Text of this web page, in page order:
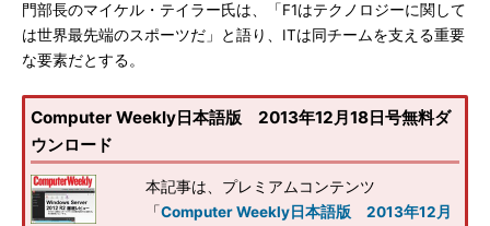
門部長のマイケル・テイラー氏は、「F1はテクノロジーに関して
は世界最先端のスポーツだ」と語り、ITは同チームを支える重要
な要素だとする。
Computer Weekly日本語版 2013年12月18日号無料ダ
ウンロード
本記事は、プレミアムコンテンツ
「Computer Weekly日本語版 2013年12月